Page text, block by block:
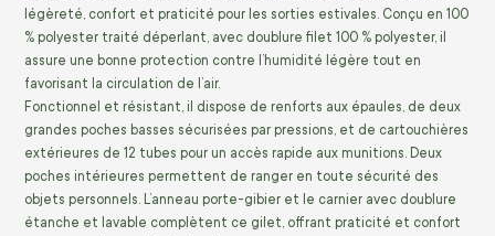
légèreté, confort et praticité pour les sorties estivales. Conçu en 100
% polyester traité déperlant, avec doublure filet 100 % polyester, il
assure une bonne protection contre l’humidité légère tout en
favorisant la circulation de l’air.
Fonctionnel et résistant, il dispose de renforts aux épaules, de deux
grandes poches basses sécurisées par pressions, et de cartouchières
extérieures de 12 tubes pour un accès rapide aux munitions. Deux
poches intérieures permettent de ranger en toute sécurité des
objets personnels. L’anneau porte-gibier et le carnier avec doublure
étanche et lavable complètent ce gilet, offrant praticité et confort